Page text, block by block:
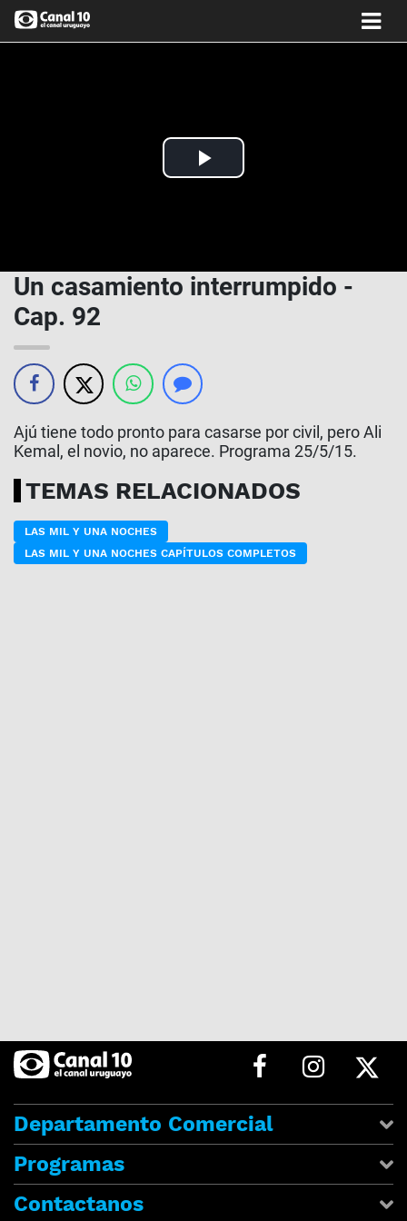
Play
Un casamiento interrumpido -
Cap. 92
Ajú tiene todo pronto para casarse por civil, pero Ali
Kemal, el novio, no aparece. Programa 25/5/15.
TEMAS RELACIONADOS
LAS MIL Y UNA NOCHES
LAS MIL Y UNA NOCHES CAPÍTULOS COMPLETOS
Departamento Comercial
Programas
Contactanos